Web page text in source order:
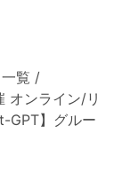
覧 /
オンライン/リ
GPT】グルー